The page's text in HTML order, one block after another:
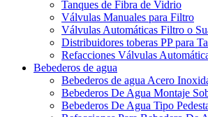
Tanques de Fibra de Vidrio
Válvulas Manuales para Filtro
Válvulas Automáticas Filtro o
Distribuidores toberas PP para
Refacciones Válvulas
Bebederos de agua
Bebederos de agua Acero
Bebederos De Agua Montaje
Bebederos De Agua Tipo